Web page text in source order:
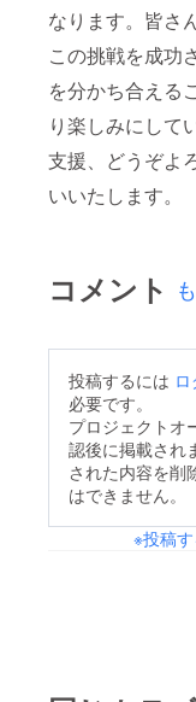
なります。皆さ
この挑戦を成功
を分かち合える
り楽しみにして
支援、どうぞよ
いいたします。
コメント
投稿するには
必要です。
プロジェクトオ
認後に掲載され
された内容を削
はできません。
※投稿